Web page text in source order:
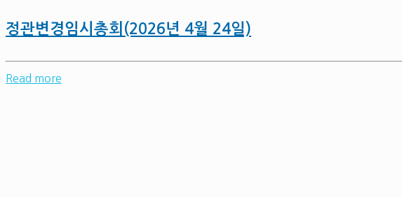
정관변경임시총회(2026년 4월 24일)
Read more